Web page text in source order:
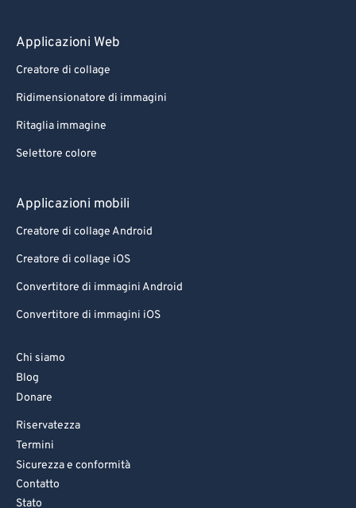
Applicazioni Web
Creatore di collage
Ridimensionatore di immagini
Ritaglia immagine
Selettore colore
Applicazioni mobili
Creatore di collage Android
Creatore di collage iOS
Convertitore di immagini Android
Convertitore di immagini iOS
Chi siamo
Blog
Donare
Riservatezza
Termini
Sicurezza e conformità
Contatto
Stato